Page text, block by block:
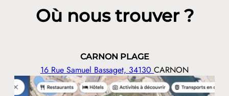
Où nous trouver ?
CARNON PLAGE
16 Rue Samuel Bassaget, 34130 CARNON